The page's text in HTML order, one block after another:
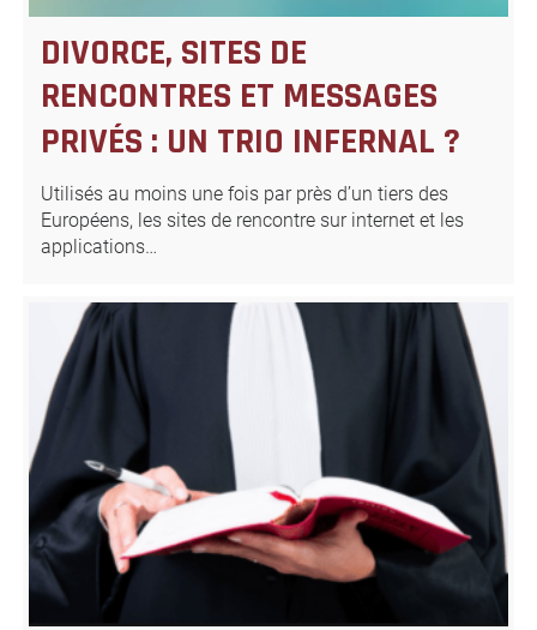
DIVORCE, SITES DE
RENCONTRES ET MESSAGES
PRIVÉS : UN TRIO INFERNAL ?
Utilisés au moins une fois par près d’un tiers des
Européens, les sites de rencontre sur internet et les
applications…